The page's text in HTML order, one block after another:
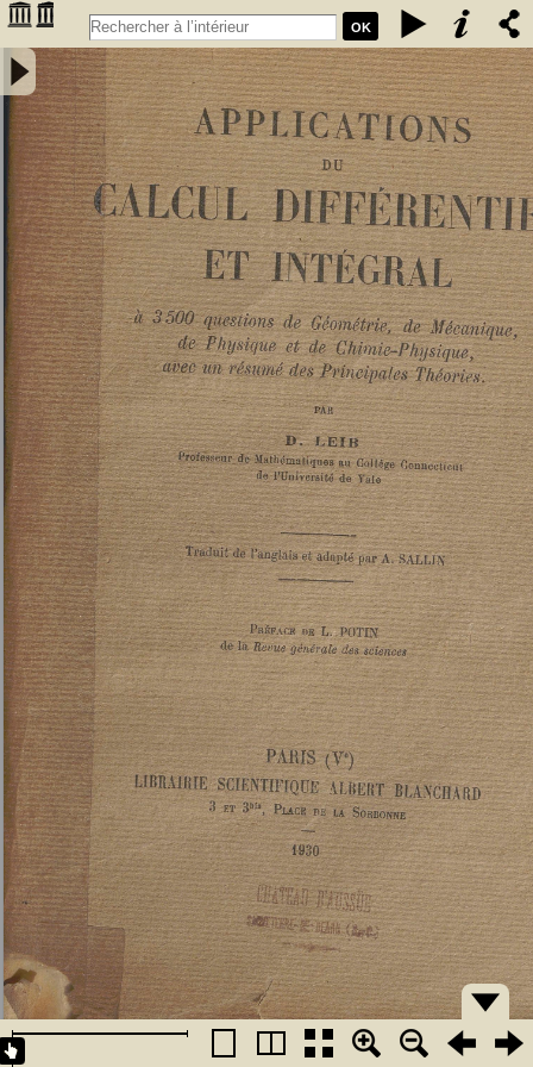
OK
Applications du calcul différentiel et intégral : à 3500 questions de
géométrie, de mécanique, de physique et de chimie-physique, avec
un résumé des principales théories - Leib, David Deitch (1879-19..).
Auteur